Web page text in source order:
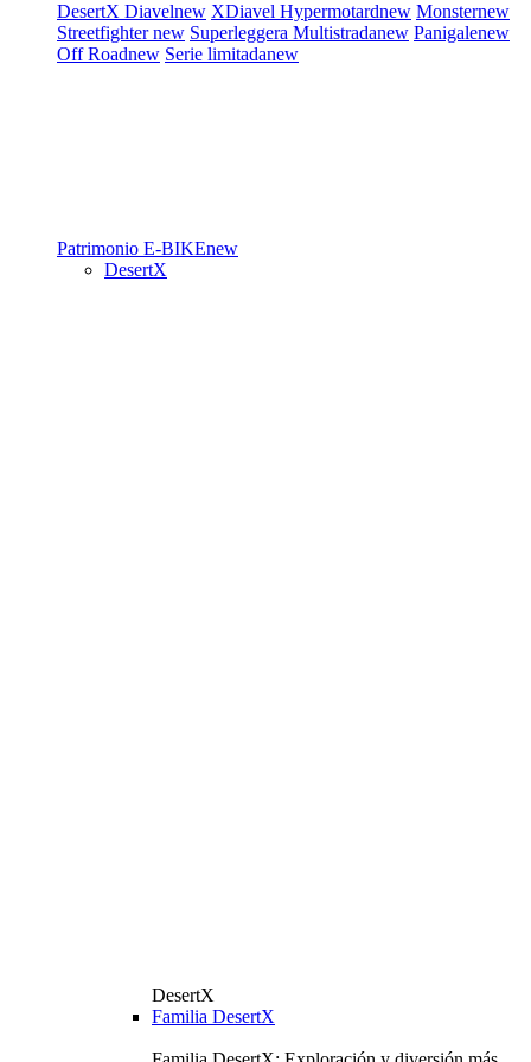
DesertX Diavelnew XDiavel Hypermotardnew Monsternew
Streetfighternew Superleggera Multistradanew Panigalenew
Off Roadnew Serie limitadanew
Patrimonio E-BIKEnew
DesertX
DesertX
Familia DesertX